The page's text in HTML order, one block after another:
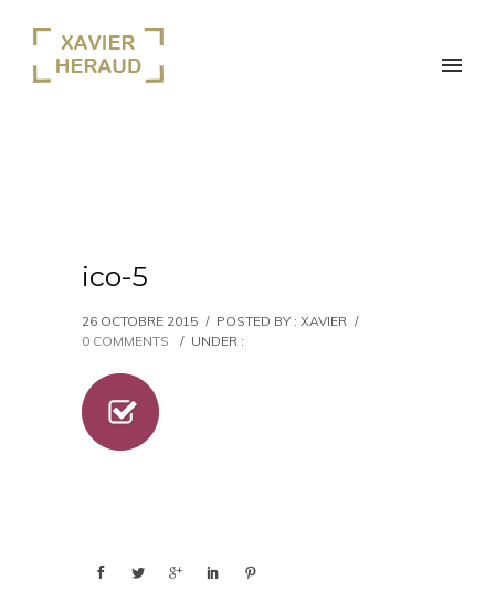
ico-5
26 OCTOBRE 2015 / POSTED BY : XAVIER /
0 COMMENTS
/ UNDER :